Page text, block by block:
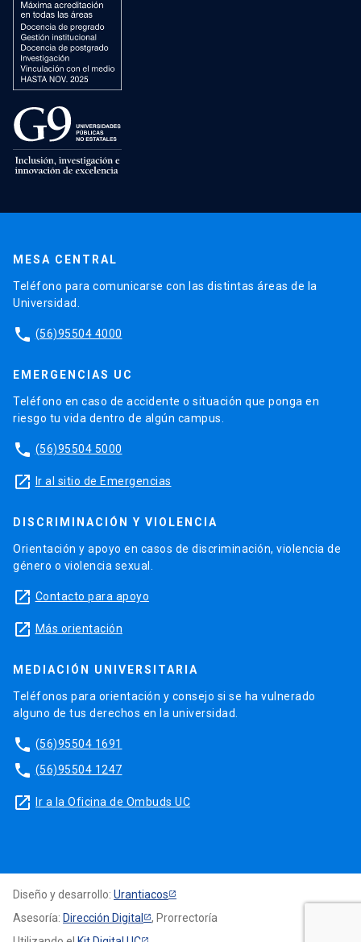
MESA CENTRAL
Teléfono para comunicarse con las distintas áreas de la
Universidad.
phone (56)95504 4000
EMERGENCIAS UC
Teléfono en caso de accidente o situación que ponga en
riesgo tu vida dentro de algún campus.
phone (56)95504 5000
launch Ir al sitio de Emergencias
DISCRIMINACIÓN Y VIOLENCIA
Orientación y apoyo en casos de discriminación, violencia de
género o violencia sexual.
launch Contacto para apoyo
launch Más orientación
MEDIACIÓN UNIVERSITARIA
Teléfonos para orientación y consejo si se ha vulnerado
alguno de tus derechos en la universidad.
phone (56)95504 1691
phone (56)95504 1247
launch Ir a la Oficina de Ombuds UC
Diseño y desarrollo: Urantiacos
Asesoría: Dirección Digital
, Prorrectoría